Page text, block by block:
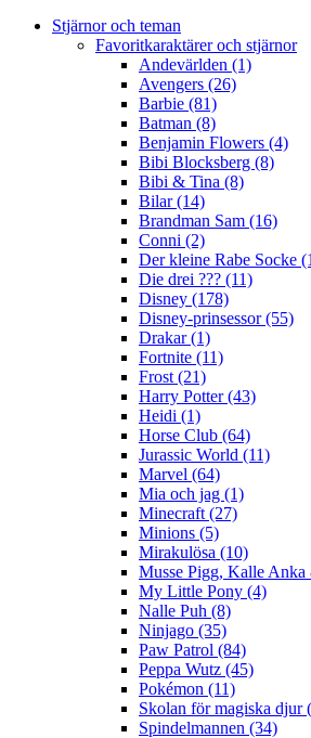
Stjärnor och teman
Favoritkaraktärer och stjärnor
Andevärlden (1)
Avengers (26)
Barbie (81)
Batman (8)
Benjamin Flowers (4)
Bibi Blocksberg (8)
Bibi & Tina (8)
Bilar (14)
Brandman Sam (16)
Conni (2)
Der kleine Rabe Socke
Die drei ??? (11)
Disney (178)
Disney-prinsessor (55)
Drakar (1)
Fortnite (11)
Frost (21)
Harry Potter (43)
Heidi (1)
Horse Club (64)
Jurassic World (11)
Marvel (64)
Mia och jag (1)
Minecraft (27)
Minions (5)
Mirakulösa (10)
Musse Pigg, Kalle
My Little Pony (4)
Nalle Puh (8)
Ninjago (35)
Paw Patrol (84)
Peppa Wutz (45)
Pokémon (11)
Skolan för magiska djur
Spindelmannen (34)